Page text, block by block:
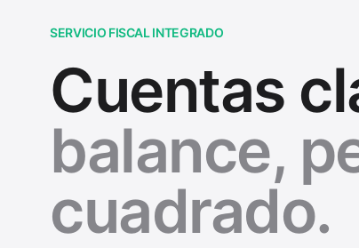
SERVICIO FISCAL INTEGRADO
Cuentas
balance,
cuadrado.